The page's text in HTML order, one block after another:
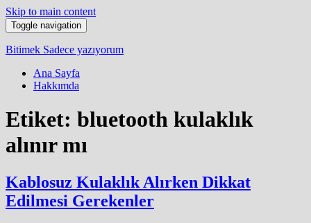
Skip to main content
Toggle navigation
Bitimek Sadece yazıyorum
Ana Sayfa
Hakkımda
Etiket: bluetooth kulaklık
alınır mı
Kablosuz Kulaklık Alırken Dikkat
Edilmesi Gerekenler